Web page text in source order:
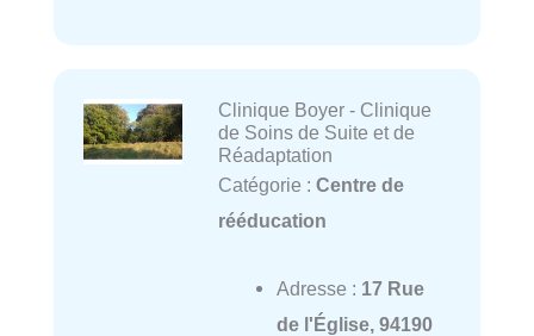
Clinique Boyer - Clinique
de Soins de Suite et de
Réadaptation
Catégorie : Centre de
rééducation
Adresse : 17 Rue
de l'Église, 94190